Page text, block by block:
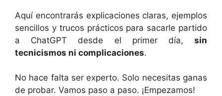
Aquí encontrarás explicaciones claras, ejemplos
sencillos y trucos prácticos para sacarle partido
a ChatGPT desde el primer día, sin
tecnicismos ni complicaciones.
No hace falta ser experto. Solo necesitas ganas
de probar. Vamos paso a paso. ¡Empezamos!